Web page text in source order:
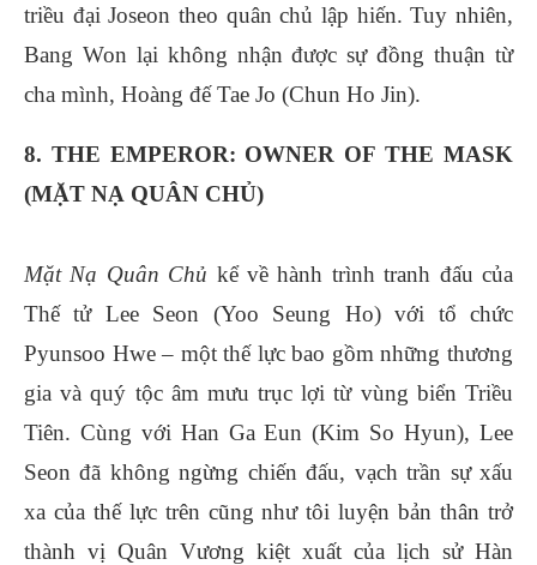
triều đại Joseon theo quân chủ lập hiến. Tuy nhiên,
Bang Won lại không nhận được sự đồng thuận từ
cha mình, Hoàng đế Tae Jo (Chun Ho Jin).
8. THE EMPEROR: OWNER OF THE MASK
(MẶT NẠ QUÂN CHỦ)
Mặt Nạ Quân Chủ kể về hành trình tranh đấu của
Thế tử Lee Seon (Yoo Seung Ho) với tổ chức
Pyunsoo Hwe – một thế lực bao gồm những thương
gia và quý tộc âm mưu trục lợi từ vùng biển Triều
Tiên. Cùng với Han Ga Eun (Kim So Hyun), Lee
Seon đã không ngừng chiến đấu, vạch trần sự xấu
xa của thế lực trên cũng như tôi luyện bản thân trở
thành vị Quân Vương kiệt xuất của lịch sử Hàn